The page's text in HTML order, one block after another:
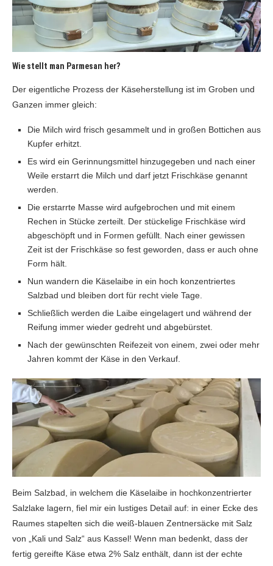
Wie stellt man Parmesan her?
Der eigentliche Prozess der Käseherstellung ist im Groben und
Ganzen immer gleich:
Die Milch wird frisch gesammelt und in großen Bottichen aus
Kupfer erhitzt.
Es wird ein Gerinnungsmittel hinzugegeben und nach einer
Weile erstarrt die Milch und darf jetzt Frischkäse genannt
werden.
Die erstarrte Masse wird aufgebrochen und mit einem
Rechen in Stücke zerteilt. Der stückelige Frischkäse wird
abgeschöpft und in Formen gefüllt. Nach einer gewissen
Zeit ist der Frischkäse so fest geworden, dass er auch ohne
Form hält.
Nun wandern die Käselaibe in ein hoch konzentriertes
Salzbad und bleiben dort für recht viele Tage.
Schließlich werden die Laibe eingelagert und während der
Reifung immer wieder gedreht und abgebürstet.
Nach der gewünschten Reifezeit von einem, zwei oder mehr
Jahren kommt der Käse in den Verkauf.
Beim Salzbad, in welchem die Käselaibe in hochkonzentrierter
Salzlake lagern, fiel mir ein lustiges Detail auf: in einer Ecke des
Raumes stapelten sich die weiß-blauen Zentnersäcke mit Salz
von „Kali und Salz“ aus Kassel! Wenn man bedenkt, dass der
fertig gereifte Käse etwa 2% Salz enthält, dann ist der echte